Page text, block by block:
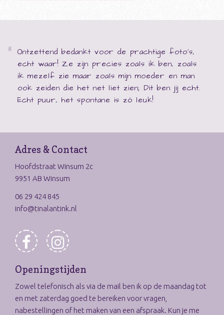
Ontzettend bedankt voor de prachtige foto's,
echt waar! Ze zijn precies zoals ik ben, zoals
ik mezelf zie maar zoals mijn moeder en man
ook zeiden die het net liet zien; Dit ben jij echt.
Echt puur, het spontane is zó leuk!
Adres & Contact
Hoofdstraat Winsum 2c
9951 AB Winsum
06 29 424 845
info@tinalantink.nl
Openingstijden
Zowel telefonisch als via de mail ben ik op de maandag tot
en met zaterdag goed te bereiken voor vragen,
nabestellingen of het maken van een afspraak. Kun je me